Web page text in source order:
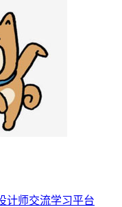
计师交流学习平台